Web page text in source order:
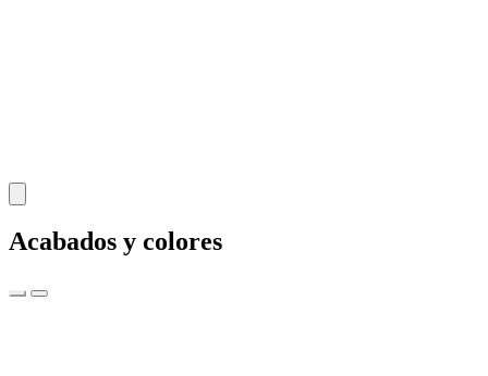
Acabados y colores